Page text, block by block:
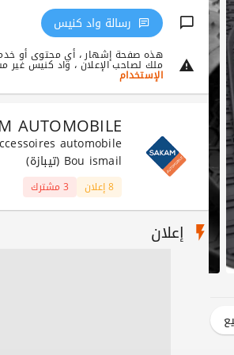
رسالة واد كنيس
هذه صفحة إشهار ، أي محتوى أو
ملك لصاحب الإعلان ، واد كنيس غير
الإستخدام
AUTOMOBILE
automobile
Bou ismail (تيبازة)
8 إعلان 3 مشترك
إعلان